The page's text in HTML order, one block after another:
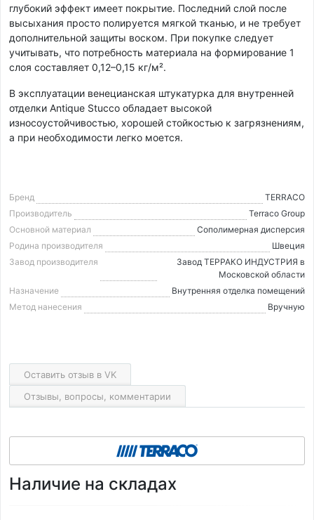
глубокий эффект имеет покрытие. Последний слой после
высыхания просто полируется мягкой тканью, и не требует
дополнительной защиты воском. При покупке следует
учитывать, что потребность материала на формирование 1
слоя составляет 0,12–0,15 кг/м².
В эксплуатации венецианская штукатурка для внутренней
отделки Antique Stucco обладает высокой
износоустойчивостью, хорошей стойкостью к загрязнениям,
а при необходимости легко моется.
Бренд
TERRACO
Производитель
Terraco Group
Основной материал
Cополимерная дисперсия
Родина производителя
Швеция
Завод производителя
Завод ТЕРРАКО ИНДУСТРИЯ в
Московской области
Назначение
Внутренняя отделка помещений
Метод нанесения
Вручную
Оставить отзыв в VK
Отзывы, вопросы, комментарии
Наличие на складах